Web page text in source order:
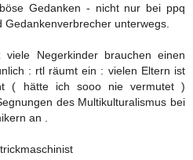
Gedanken - nicht nur bei ppq
unterwegs.
Negerkinder brauchen einen
: rtl räumt ein : vielen Eltern ist
( hätte ich sooo nie vermutet )
des Multikulturalismus bei
an .